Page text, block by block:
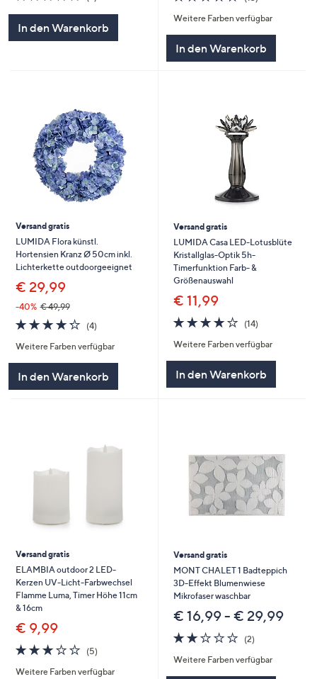
von
In den Warenkorb
von
5
Weitere Farben verfügbar
In den Warenkorb
Versand gratis
LUMIDA Flora künstl.
Hortensien Kranz Ø 50cm inkl.
Lichterkette outdoorgeeignet
€ 29,99
-40% € 49,99
4.2
von
5
(4)4
Weitere Farben verfügbar
In den Warenkorb
Versand gratis
LUMIDA Casa LED-Lotusblüte
Kristallglas-Optik 5h-
Timerfunktion Farb- &
Größenauswahl
€ 11,99
3.9
von
5
(14)14
Weitere Farben verfügbar
In den Warenkorb
Versand gratis
ELAMBIA outdoor 2 LED-
Kerzen UV-Licht-Farbwechsel
Flamme Luma, Timer Höhe 11cm
& 16cm
€ 9,99
2.8
von
5
(5)5
Weitere Farben verfügbar
Versand gratis
MONT CHALET 1 Badteppich
3D-Effekt Blumenwiese
Mikrofaser waschbar
€ 16,99 - € 29,99
2.0
von
5
(2)2
Weitere Farben verfügbar